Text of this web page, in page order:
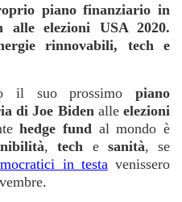
piano finanziario in
elezioni USA 2020.
rinnovabili, tech e
il suo prossimo piano
di Joe Biden alleelezioni
hedge fund al mondo è
,tech e sanità, se
in testa venissero